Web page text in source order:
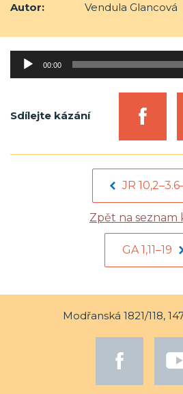
Autor: Vendula Glancová
Audio
00:00
Sdílejte kázání
JR
Zpět na seznam
GA 1,11–19
Modřanská 1821/118,